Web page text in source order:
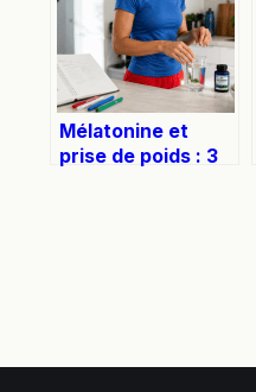
Mélatonine et
prise de poids : 3